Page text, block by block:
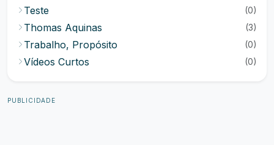
Teste (0)
Thomas Aquinas (3)
Trabalho, Propósito (0)
Vídeos Curtos (0)
PUBLICIDADE